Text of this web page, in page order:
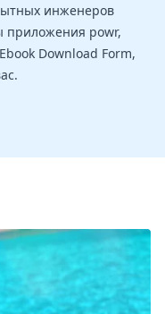
инженеров
приложения powr,
Download Form,